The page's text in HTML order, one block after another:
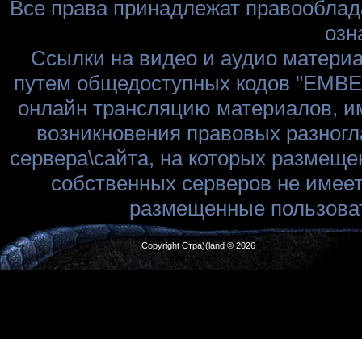
Все права принадлежат
Ссылки на видео и аудио
путем общедоступных кодов
онлайн трансляцию материалов,
возникновения правовых
сервера\сайта, на которых
собственных серверов не
размещенные
Copyright Стра)(land © 2026